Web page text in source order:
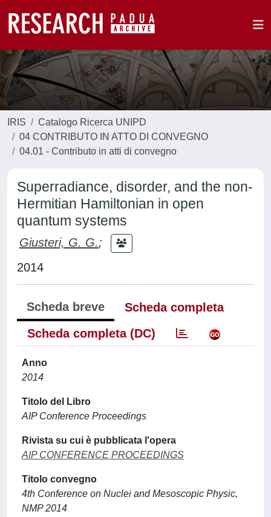
IRIS
Catalogo Ricerca UNIPD
04 CONTRIBUTO IN ATTO DI CONVEGNO
04.01 - Contributo in atti di convegno
Superradiance, disorder, and the non-
Hermitian Hamiltonian in open
quantum systems
Giusteri, G. G.;
2014
Scheda breve
Scheda completa
Scheda completa (DC)
Anno
2014
Titolo del Libro
AIP Conference Proceedings
Rivista su cui è pubblicata l'opera
AIP CONFERENCE PROCEEDINGS
Titolo convegno
4th Conference on Nuclei and Mesoscopic Physic,
NMP 2014